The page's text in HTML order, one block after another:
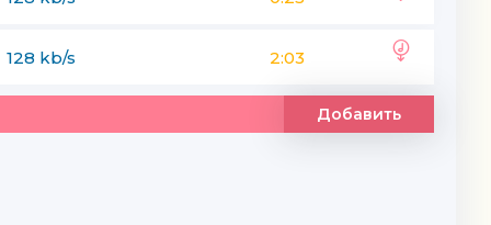
128 kb/s 2:03
Добавить